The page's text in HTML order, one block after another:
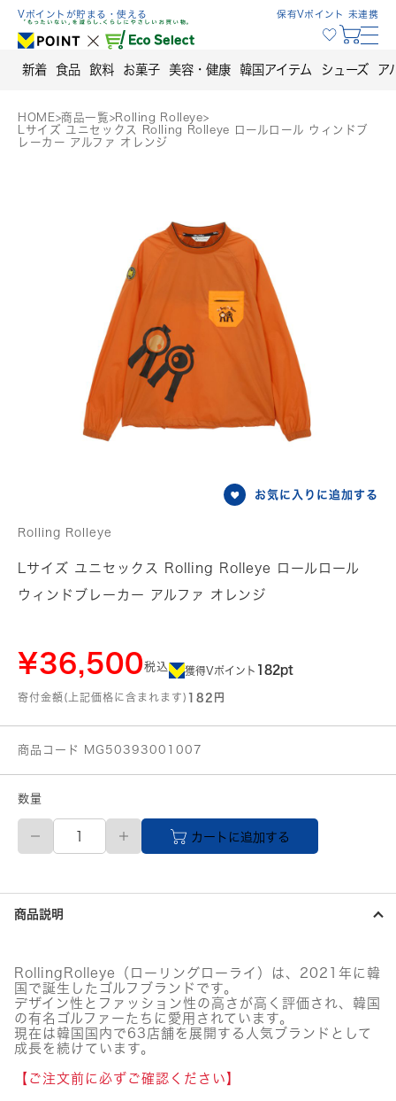
Skip
content
Vポイントが貯まる・使える 保有Vポイント 未連携
新着 食品 飲料 お菓子 美容・健康 韓国アイテム シューズ ア
HOME>商品一覧>Rolling Rolleye>
Lサイズ ユニセックス Rolling Rolleye ロールロール ウィンドブ
レーカー アルファ オレンジ
お気に入りに追加する
Rolling Rolleye
Lサイズ ユニセックス Rolling Rolleye ロールロール
ウィンドブレーカー アルファ オレンジ
¥36,500税込 獲得Vポイント 182pt
寄付金額(上記価格に含まれます) 182円
商品コード MG50393001007
数量
L
イ
ユ
ニ
セ
ス
Rolling
Rolleye
ロ
ー
ル
ー
カートに追加する
商品説明
RollingRolleye（ローリングローライ）は、2021年に韓
国で誕生したゴルフブランドです。
デザイン性とファッション性の高さが高く評価され、韓国
の有名ゴルファーたちに愛用されています。
現在は韓国国内で63店舗を展開する人気ブランドとして
成長を続けています。
【ご注文前に必ずご確認ください】